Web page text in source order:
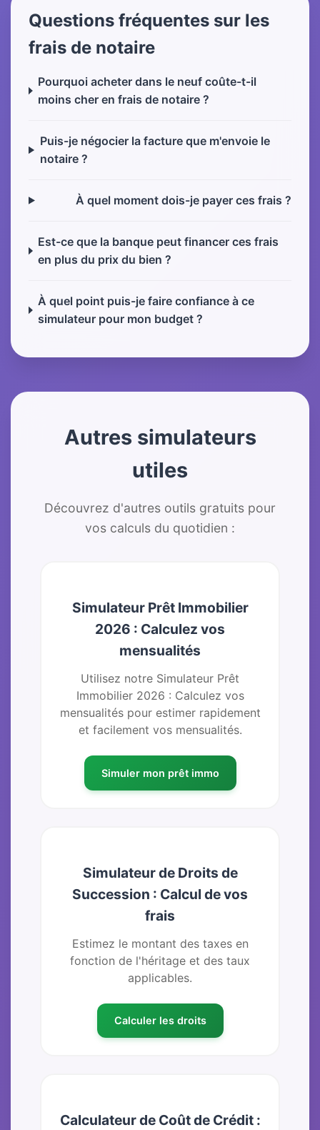
Questions fréquentes sur les
frais de notaire
Pourquoi acheter dans le neuf coûte-t-il
moins cher en frais de notaire ?
Puis-je négocier la facture que m'envoie le
notaire ?
À quel moment dois-je payer ces frais ?
Est-ce que la banque peut financer ces frais
en plus du prix du bien ?
À quel point puis-je faire confiance à ce
simulateur pour mon budget ?
Autres simulateurs
utiles
Découvrez d'autres outils gratuits pour
vos calculs du quotidien :
Simulateur Prêt Immobilier
2026 : Calculez vos
mensualités
Utilisez notre Simulateur Prêt
Immobilier 2026 : Calculez vos
mensualités pour estimer rapidement
et facilement vos mensualités.
Simuler mon prêt immo
Simulateur de Droits de
Succession : Calcul de vos
frais
Estimez le montant des taxes en
fonction de l'héritage et des taux
applicables.
Calculer les droits
Calculateur de Coût de Crédit :